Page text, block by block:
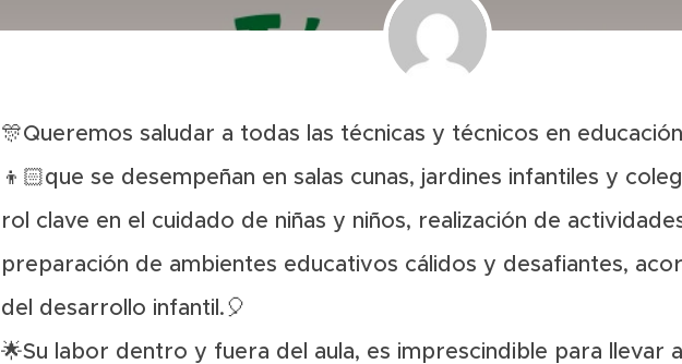
🎊Queremos saludar a todas las técnicas y técnicos en
👦🏻que se desempeñan en salas cunas, jardines infantiles y
rol clave en el cuidado de niñas y niños, realización de
preparación de ambientes educativos cálidos y desafiantes,
del desarrollo infantil.🎈
🌟Su labor dentro y fuera del aula, es imprescindible para llevar